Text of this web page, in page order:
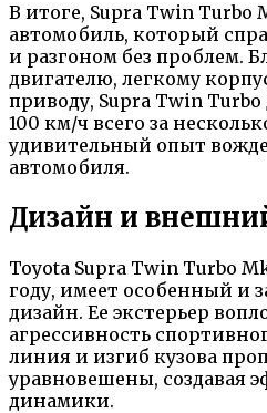
В итоге, Supra Twin Turbo
автомобиль, который
и разгоном без проблем.
двигателю, легкому
приводу, Supra Twin Turbo
100 км/ч всего за
удивительный опыт
автомобиля.
Дизайн и
Toyota Supra Twin Turbo
году, имеет особенный и
дизайн. Ее экстерьер
агрессивность
линия и изгиб кузова
уравновешены, создавая
динамики.